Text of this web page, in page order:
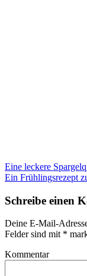
Eine leckere
Ein Frühlingsrezept
Schreibe einen
Deine E-Mail-
Felder sind mit *
Kommentar